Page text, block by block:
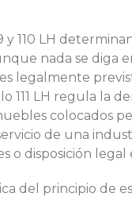
y 110 LH
nada se diga
legalmente
111 LH regula la
colocados
de una
o disposición legal
del principio de